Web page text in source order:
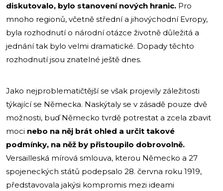
diskutovalo, bylo stanovení nových hranic. Pro
mnoho regionů, včetně střední a jihovýchodní Evropy,
byla rozhodnutí o národní otázce životně důležitá a
jednání tak bylo velmi dramatické. Dopady těchto
rozhodnutí jsou znatelné ještě dnes.
Jako nejproblematičtější se však projevily záležitosti
týkající se Německa. Naskýtaly se v zásadě pouze dvě
možnosti, buď Německo tvrdě potrestat a zcela zbavit
moci nebo na něj brát ohled a určit takové
podmínky, na něž by přistoupilo dobrovolně.
Versailleská mírová smlouva, kterou Německo a 27
spojeneckých států podepsalo 28. června roku 1919,
představovala jakýsi kompromis mezi ideami